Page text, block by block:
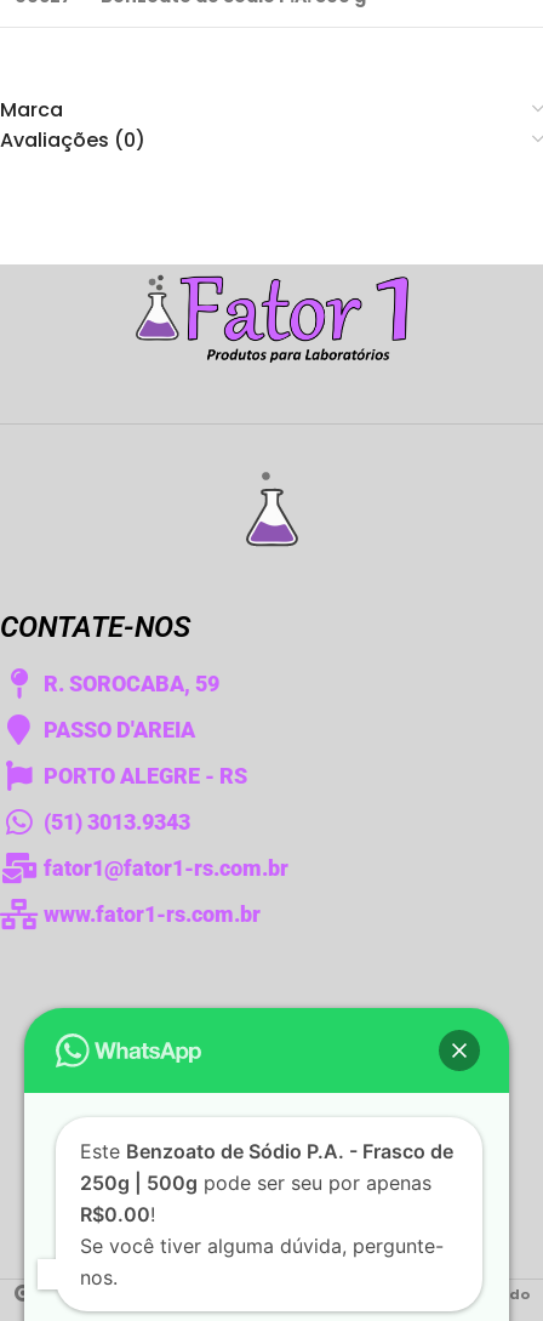
Marca
Avaliações (0)
CONTATE-NOS
R. SOROCABA, 59
PASSO D'AREIA
PORTO ALEGRE - RS
(51) 3013.9343
fator1@fator1-rs.com.br
www.fator1-rs.com.br
2022 Fator1 - Produtos para Laboratórios.
Desenvolvido
Este Benzoato de Sódio P.A. - Frasco de
250g | 500g pode ser seu por apenas
R$0.00!
Se você tiver alguma dúvida, pergunte-
nos.